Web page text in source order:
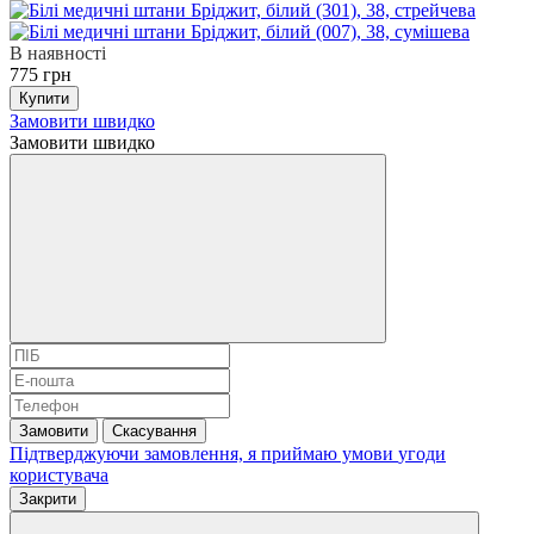
В наявності
775 грн
Купити
Замовити швидко
Замовити швидко
Замовити Скасування
Підтверджуючи замовлення, я приймаю умови угоди
користувача
Закрити